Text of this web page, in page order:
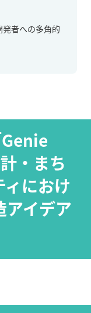
者への多角的
・まち
におけ
アイデア